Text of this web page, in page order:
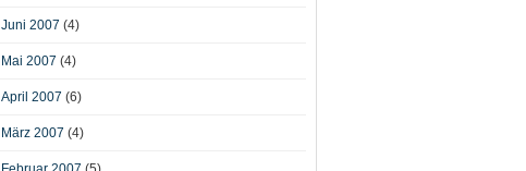
Juni 2007 (4)
Mai 2007 (4)
April 2007 (6)
März 2007 (4)